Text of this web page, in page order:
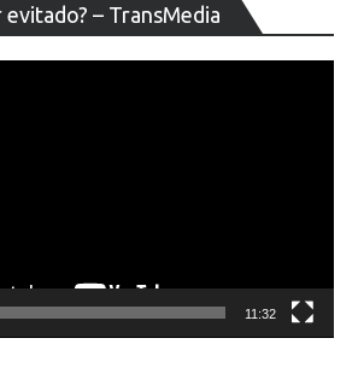
evitado? – TransMedia
de
11:32